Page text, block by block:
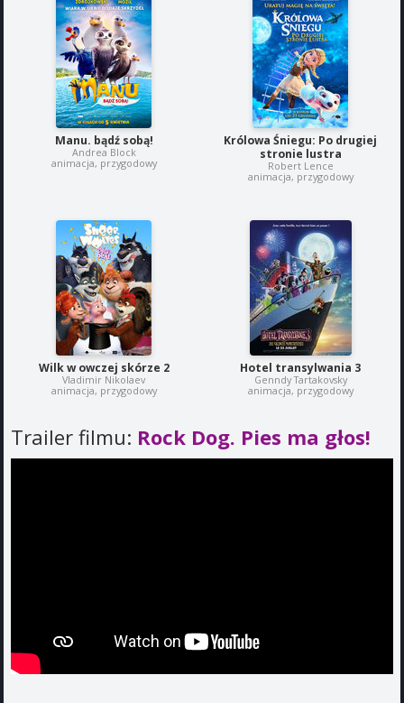
Manu. bądź sobą!
Andrea Block
animacja, przygodowy
Królowa Śniegu: Po drugiej
stronie lustra
Robert Lence
animacja, przygodowy
Wilk w owczej skórze 2
Vladimir Nikolaev
animacja, przygodowy
Hotel transylwania 3
Genndy Tartakovsky
animacja, przygodowy
Trailer filmu: Rock Dog. Pies ma głos!